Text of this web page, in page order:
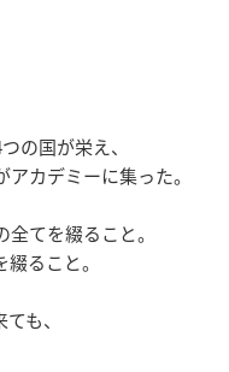
の国が栄え、
カデミーに集った。
てを綴ること。
ること。
も、